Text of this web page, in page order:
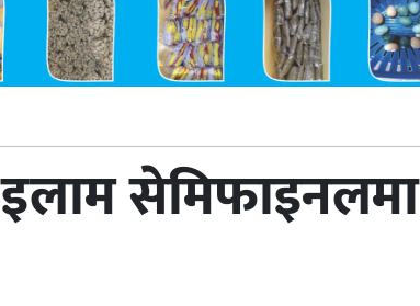
इलाम सेमिफाइनलमा